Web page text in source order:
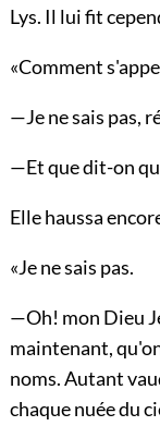
Lys. Il lui fit
«Comment
—Je ne sais pas,
—Et que dit-on
Elle haussa
«Je ne sais pas.
—Oh! mon Dieu
maintenant,
noms. Autant
chaque nuée du